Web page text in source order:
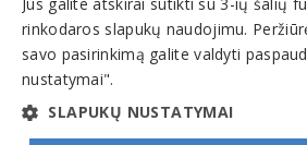
Veiklos sritys
Leidyba
rinkodaros slapukų naudojimu.
savo pasirinkimą galite valdyti
nustatymai".
SLAPUKŲ NUSTATYMAI